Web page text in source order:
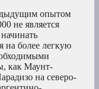
опытом
не является
на более легкую
как Маунт-
на северо-